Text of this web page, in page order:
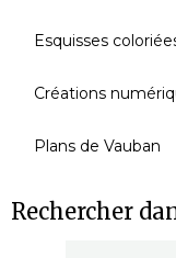
Esquisses
Créations
Plans de Vauban
Rechercher